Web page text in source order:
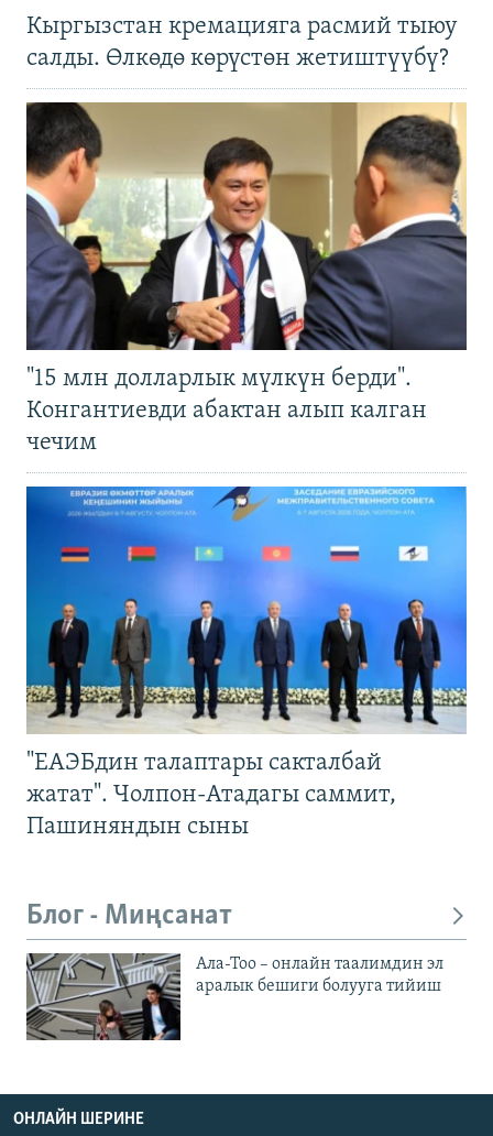
Кыргызстан кремацияга расмий тыюу
салды. Өлкөдө көрүстөн жетиштүүбү?
"15 млн долларлык мүлкүн берди".
Конгантиевди абактан алып калган
чечим
"ЕАЭБдин талаптары сакталбай
жатат". Чолпон-Атадагы саммит,
Пашиняндын сыны
Блог - Миңсанат
Ала-Тоо – онлайн таалимдин эл
аралык бешиги болууга тийиш
ОНЛАЙН ШЕРИНЕ